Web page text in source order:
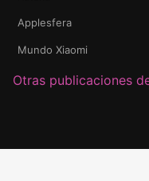
Applesfera
Mundo Xiaomi
Otras publicaciones